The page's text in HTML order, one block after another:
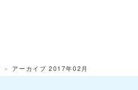
アーカイブ 2017年02月